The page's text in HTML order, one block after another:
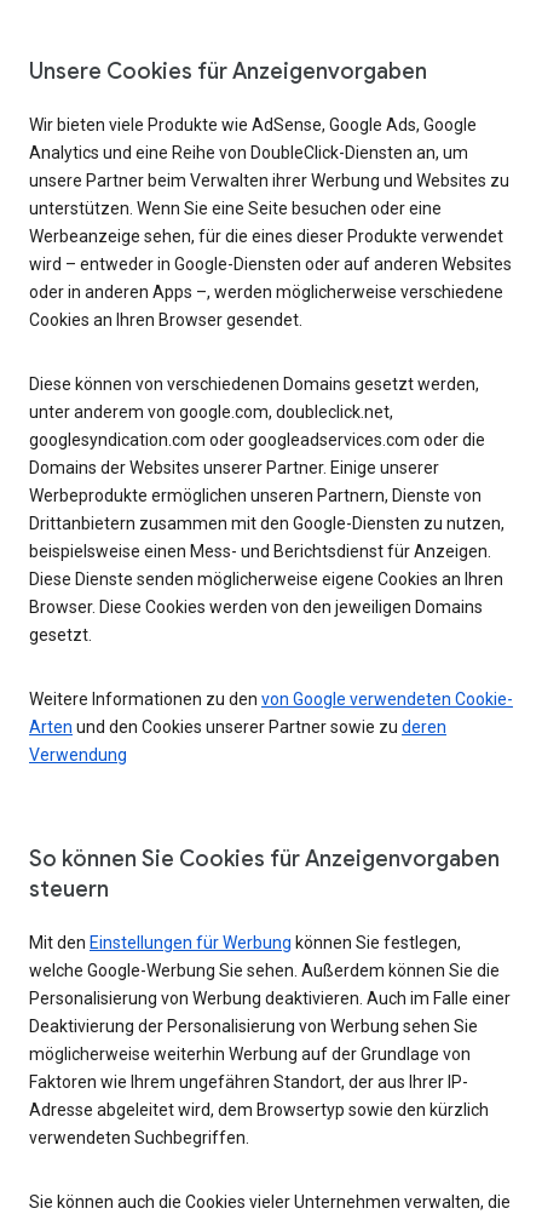
Unsere Cookies für Anzeigenvorgaben
Wir bieten viele Produkte wie AdSense, Google Ads, Google
Analytics und eine Reihe von DoubleClick-Diensten an, um
unsere Partner beim Verwalten ihrer Werbung und Websites zu
unterstützen. Wenn Sie eine Seite besuchen oder eine
Werbeanzeige sehen, für die eines dieser Produkte verwendet
wird – entweder in Google-Diensten oder auf anderen Websites
oder in anderen Apps –, werden möglicherweise verschiedene
Cookies an Ihren Browser gesendet.
Diese können von verschiedenen Domains gesetzt werden,
unter anderem von google.com, doubleclick.net,
googlesyndication.com oder googleadservices.com oder die
Domains der Websites unserer Partner. Einige unserer
Werbeprodukte ermöglichen unseren Partnern, Dienste von
Drittanbietern zusammen mit den Google-Diensten zu nutzen,
beispielsweise einen Mess- und Berichtsdienst für Anzeigen.
Diese Dienste senden möglicherweise eigene Cookies an Ihren
Browser. Diese Cookies werden von den jeweiligen Domains
gesetzt.
Weitere Informationen zu den von Google verwendeten Cookie-
Arten und den Cookies unserer Partner sowie zu deren
Verwendung
So können Sie Cookies für Anzeigenvorgaben
steuern
Mit den Einstellungen für Werbung können Sie festlegen,
welche Google-Werbung Sie sehen. Außerdem können Sie die
Personalisierung von Werbung deaktivieren. Auch im Falle einer
Deaktivierung der Personalisierung von Werbung sehen Sie
möglicherweise weiterhin Werbung auf der Grundlage von
Faktoren wie Ihrem ungefähren Standort, der aus Ihrer IP-
Adresse abgeleitet wird, dem Browsertyp sowie den kürzlich
verwendeten Suchbegriffen.
Sie können auch die Cookies vieler Unternehmen verwalten, die